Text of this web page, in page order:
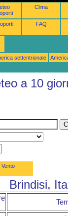
Clima
FAQ
settentrionale
a 10
Vento
Brindisi,